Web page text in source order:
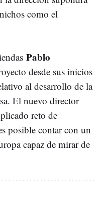
como el
Pablo
desde sus inicios
al desarrollo de la
El nuevo director
reto de
posible contar con un
capaz de mirar de